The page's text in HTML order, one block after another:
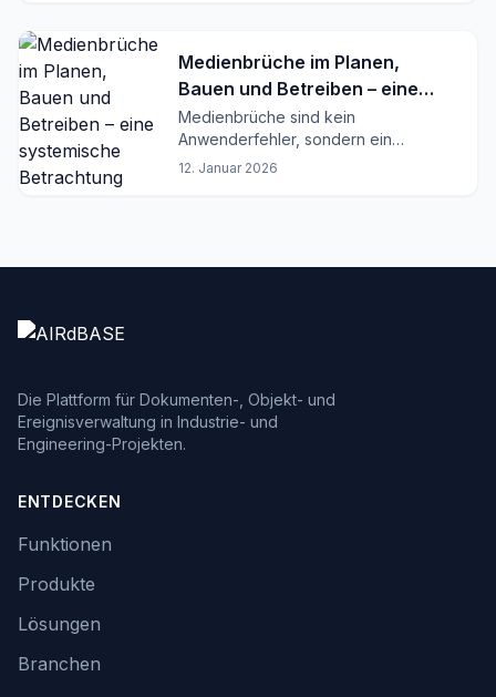
Medienbrüche im Planen,
Bauen und Betreiben – eine
systemische Betrachtung
Medienbrüche sind kein
Anwenderfehler, sondern ein
Strukturproblem. Warum Excel, E-Mail
12. Januar 2026
Die Plattform für Dokumenten-, Objekt- und
Ereignisverwaltung in Industrie- und
Engineering-Projekten.
ENTDECKEN
Funktionen
Produkte
Lösungen
Branchen